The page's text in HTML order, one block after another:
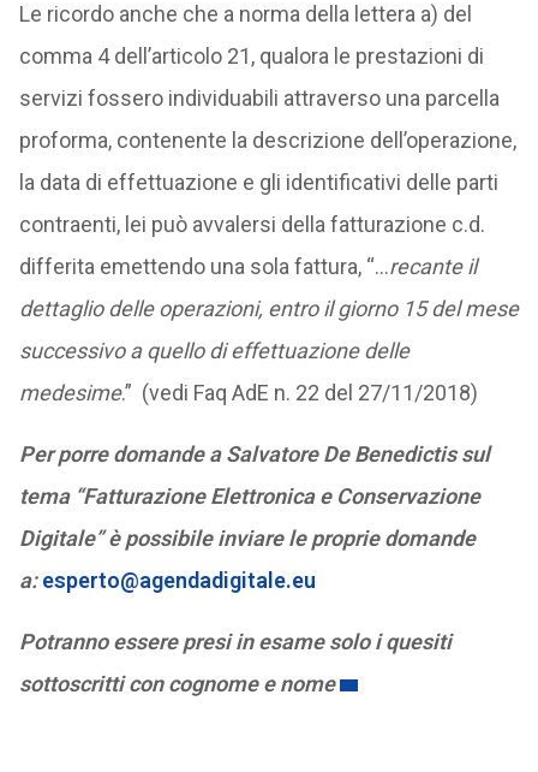
Le ricordo anche che a norma della lettera a) del
comma 4 dell’articolo 21, qualora le prestazioni di
servizi fossero individuabili attraverso una parcella
proforma, contenente la descrizione dell’operazione,
la data di effettuazione e gli identificativi delle parti
contraenti, lei può avvalersi della fatturazione c.d.
differita emettendo una sola fattura, “…recante il
dettaglio delle operazioni, entro il giorno 15 del mese
successivo a quello di effettuazione delle
medesime.” (vedi Faq AdE n. 22 del 27/11/2018)
Per porre domande a Salvatore De Benedictis sul
tema “Fatturazione Elettronica e Conservazione
Digitale” è possibile inviare le proprie domande
a:esperto@agendadigitale.eu
Potranno essere presi in esame solo i quesiti
sottoscritti con cognome e nome